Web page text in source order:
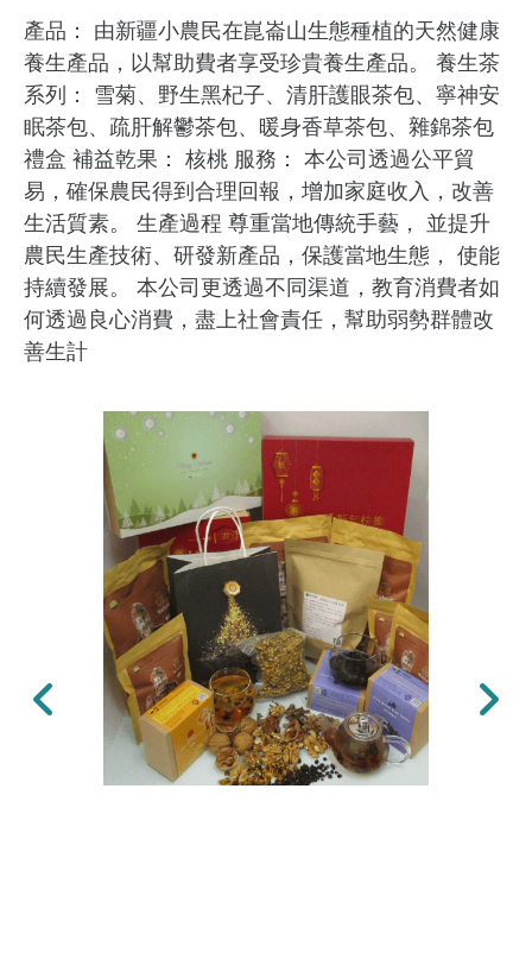
產品： 由新疆小農民在崑崙山生態種植的天然健康
養生產品，以幫助費者享受珍貴養生產品。 養生茶
系列： 雪菊、野生黑杞子、清肝護眼茶包、寧神安
眠茶包、疏肝解鬱茶包、暖身香草茶包、雜錦茶包
禮盒 補益乾果： 核桃 服務： 本公司透過公平貿
易，確保農民得到合理回報，增加家庭收入，改善
生活質素。 生產過程 尊重當地傳統手藝， 並提升
農民生產技術、研發新產品，保護當地生態， 使能
持續發展。 本公司更透過不同渠道，教育消費者如
何透過良心消費，盡上社會責任，幫助弱勢群體改
善生計
上一張 下一張